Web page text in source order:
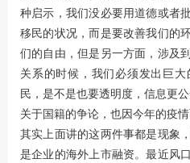
种启示，我们没必要用道德或者
移民的状况，而是要改善我们的
们的自由，但是另一方面，涉及
关系的时候，我们必须发出巨
民，是不是也要透明度，信息更
关于国籍的争论，也因今年的疫情
其实上面讲的这两件事都是现象
是企业的海外上市融资。最近风